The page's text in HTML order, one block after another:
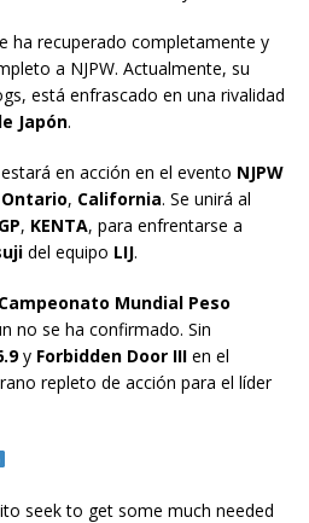
ha recuperado completamente y
a NJPW. Actualmente, su
está enfrascado en una rivalidad
Japón.
en acción en el evento NJPW
Ontario, California. Se unirá al
, KENTA, para enfrentarse a
del equipo LIJ.
Campeonato Mundial Peso
no se ha confirmado. Sin
y Forbidden Door III en el
repleto de acción para el líder
seek to get some much needed